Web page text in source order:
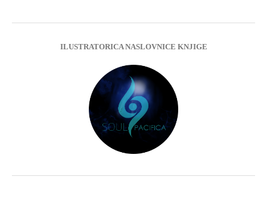
ILUSTRATORICA NASLOVNICE KNJIGE